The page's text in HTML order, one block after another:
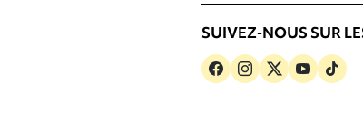
SUIVEZ-NOUS SUR